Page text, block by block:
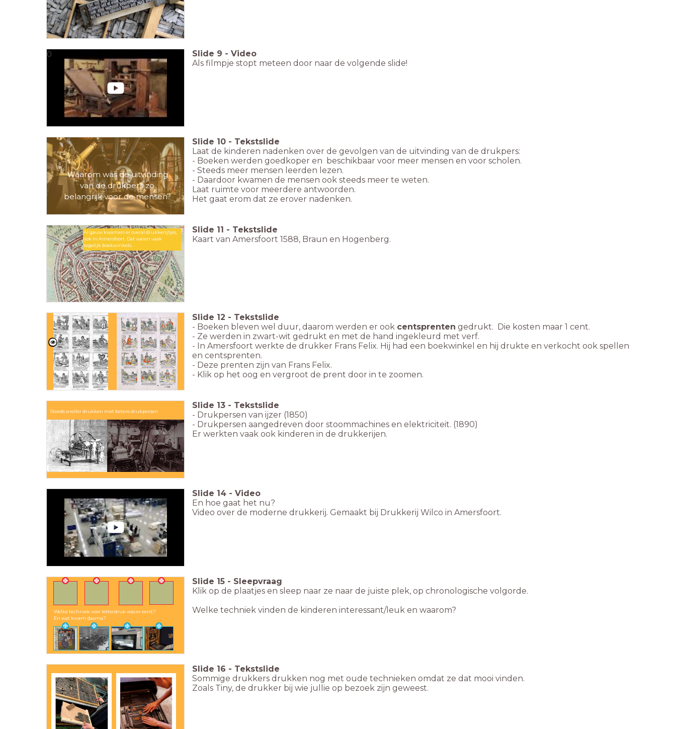
0 Slide 9 - Video
Als filmpje stopt meteen door naar de volgende slide!
Waarom was de uitvinding
van de drukpers zo
belangrijk voor de mensen?
Slide 10 - Tekstslide
Laat de kinderen nadenken over de gevolgen van de uitvinding van de drukpers:
- Boeken werden goedkoper en beschikbaar voor meer mensen en voor scholen.
- Steeds meer mensen leerden lezen.
- Daardoor kwamen de mensen ook steeds meer te weten.
Laat ruimte voor meerdere antwoorden.
Het gaat erom dat ze erover nadenken.
Al gauw kwamen er overal
drukkerijtjes. Ook hier in
Amersfoort (vaak tegelijk
boekwinkel)
Al gauw kwamen er overal drukkerijtjes,
ook in Amersfoort. Dat waren vaak
tegelijk boekwinkels.
Slide 11 - Tekstslide
Kaart van Amersfoort 1588, Braun en Hogenberg.
Slide 12 - Tekstslide
- Boeken bleven wel duur, daarom werden er ook centsprenten gedrukt. Die kosten maar 1 cent.
- Ze werden in zwart-wit gedrukt en met de hand ingekleurd met verf.
- In Amersfoort werkte de drukker Frans Felix. Hij had een boekwinkel en hij drukte en verkocht ook spellen
en centsprenten.
- Deze prenten zijn van Frans Felix.
- Klik op het oog en vergroot de prent door in te zoomen.
Steeds sneller drukken met betere drukpersen.
Slide 13 - Tekstslide
- Drukpersen van ijzer (1850)
- Drukpersen aangedreven door stoommachines en elektriciteit. (1890)
Er werkten vaak ook kinderen in de drukkerijen.
Slide 14 - Video
En hoe gaat het nu?
Video over de moderne drukkerij. Gemaakt bij Drukkerij Wilco in Amersfoort.
Welke techniek voor letterdruk was er eerst?
En wat kwam daarna?
Slide 15 - Sleepvraag
Klik op de plaatjes en sleep naar ze naar de juiste plek, op chronologische volgorde.
Welke techniek vinden de kinderen interessant/leuk en waarom?
Slide 16 - Tekstslide
Sommige drukkers drukken nog met oude technieken omdat ze dat mooi vinden.
Zoals Tiny, de drukker bij wie jullie op bezoek zijn geweest.